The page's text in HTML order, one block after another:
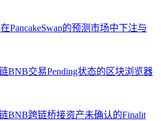
PancakeSwap的预测市场中下注与
BNB交易Pending状态的区块浏览器
BNB跨链桥接资产未确认的Finalit